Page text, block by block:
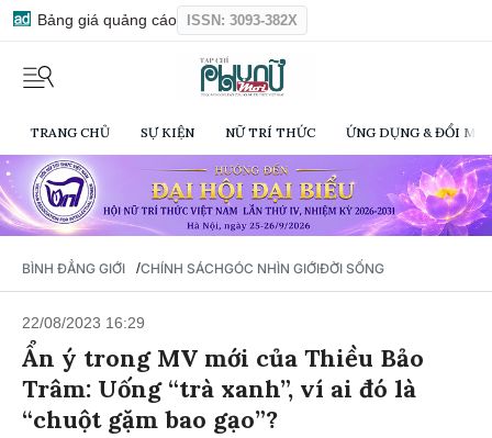
Bảng giá quảng cáo ISSN: 3093-382X
TRANG CHỦ SỰ KIỆN NỮ TRÍ THỨC ỨNG DỤNG & ĐỔI
BÌNH ĐẲNG GIỚI /CHÍNH SÁCHGÓC NHÌN GIỚIĐỜI SỐNG
22/08/2023 16:29
Ẩn ý trong MV mới của Thiều Bảo
Trâm: Uống “trà xanh”, ví ai đó là
“chuột gặm bao gạo”?